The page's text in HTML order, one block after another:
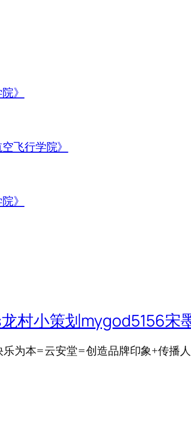
》
飞行学院》
》
村小策划mygod5156宋
为本=云安堂=创造品牌印象+传播